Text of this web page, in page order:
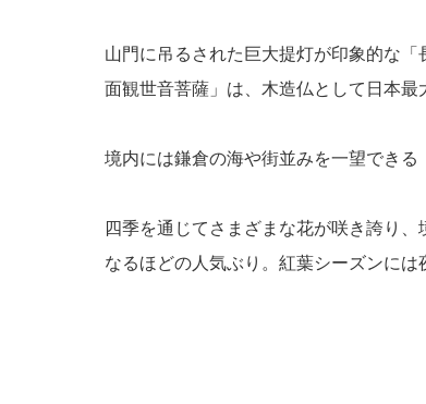
山門に吊るされた巨大提灯が印象的な
面観世音菩薩」は、木造仏として日本最
境内には鎌倉の海や街並みを一望でき
四季を通じてさまざまな花が咲き誇り
なるほどの人気ぶり。紅葉シーズンには